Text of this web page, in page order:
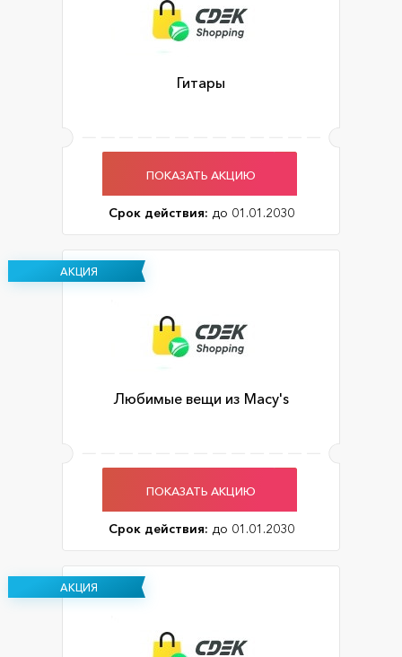
Гитары
ПОКАЗАТЬ АКЦИЮ
Срок действия: до 01.01.2030
АКЦИЯ
Любимые вещи из Macy's
ПОКАЗАТЬ АКЦИЮ
Срок действия: до 01.01.2030
АКЦИЯ